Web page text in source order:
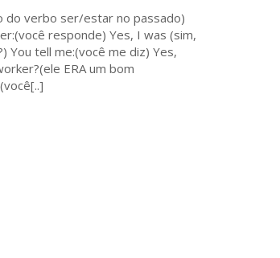
do verbo ser/estar no passado)
responde) Yes, I was (sim,
You tell me:(você me diz) Yes,
ERA um bom